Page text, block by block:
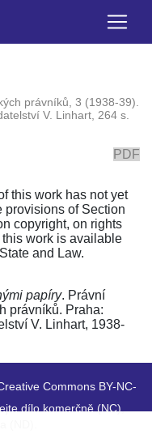
právníků, 3 (1938-39).
V. Linhart, 264 s.
PDF
this work has not yet
provisions of Section
copyright, on rights
work is available
and Law.
papíry. Právní
právníků. Praha:
V. Linhart, 1938-
Commons BY-NC-
dílo komerčně (NC),